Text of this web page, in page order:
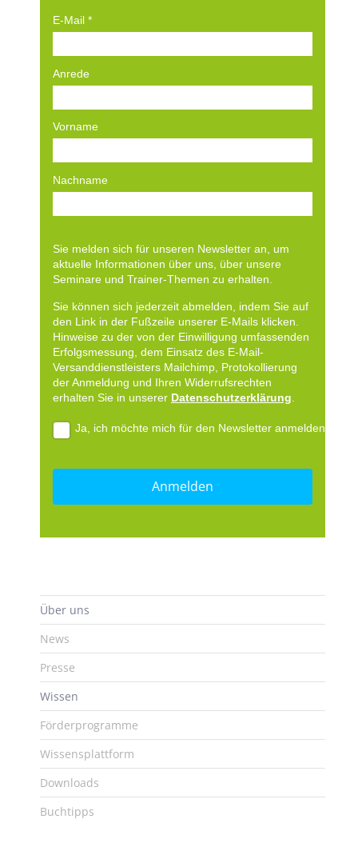
E-Mail *
Anrede
Vorname
Nachname
Sie melden sich für unseren Newsletter an, um
aktuelle Informationen über uns, über unsere
Seminare und Trainer-Themen zu erhalten.
Sie können sich jederzeit abmelden, indem Sie auf
den Link in der Fußzeile unserer E-Mails klicken.
Hinweise zu der von der Einwilligung umfassenden
Erfolgsmessung, dem Einsatz des E-Mail-
Versanddienstleisters Mailchimp, Protokollierung
der Anmeldung und Ihren Widerrufsrechten
erhalten Sie in unserer Datenschutzerklärung.
Ja, ich möchte mich für den Newsletter anmelden.
Über uns
News
Presse
Wissen
Förderprogramme
Wissensplattform
Downloads
Buchtipps